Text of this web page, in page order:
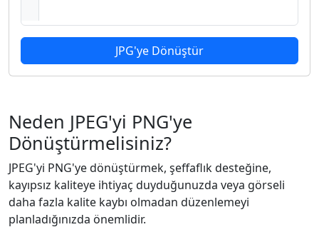
JPG'ye Dönüştür
Neden JPEG'yi PNG'ye
Dönüştürmelisiniz?
JPEG'yi PNG'ye dönüştürmek, şeffaflık desteğine,
kayıpsız kaliteye ihtiyaç duyduğunuzda veya görseli
daha fazla kalite kaybı olmadan düzenlemeyi
planladığınızda önemlidir.